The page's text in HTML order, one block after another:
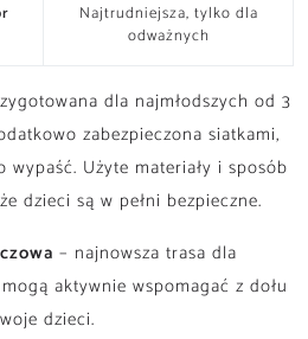
Najtrudniejsza, tylko dla
odważnych
dla najmłodszych od 3
zabezpieczona siatkami,
Użyte materiały i sposób
dzieci są w pełni bezpieczne.
– najnowsza trasa dla
aktywnie wspomagać z dołu
dzieci.